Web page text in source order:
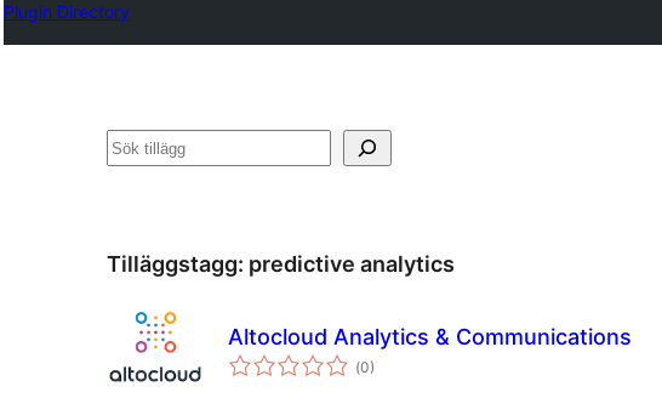
Plugin Directory
Sök
Tilläggstagg: predictive analytics
Altocloud Analytics & Communications
(Totalt
antal
0)